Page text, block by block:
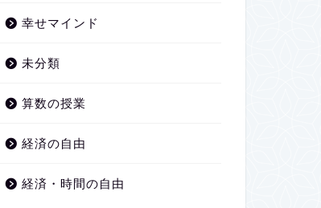
幸せマインド
未分類
算数の授業
経済の自由
経済・時間の自由